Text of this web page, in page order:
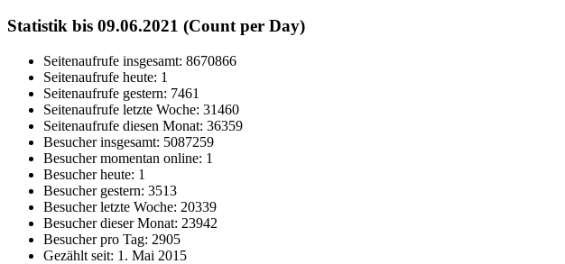
Statistik bis 09.06.2021 (Count per Day)
Seitenaufrufe insgesamt: 8670866
Seitenaufrufe heute: 1
Seitenaufrufe gestern: 7461
Seitenaufrufe letzte Woche: 31460
Seitenaufrufe diesen Monat: 36359
Besucher insgesamt: 5087259
Besucher momentan online: 1
Besucher heute: 1
Besucher gestern: 3513
Besucher letzte Woche: 20339
Besucher dieser Monat: 23942
Besucher pro Tag: 2905
Gezählt seit: 1. Mai 2015